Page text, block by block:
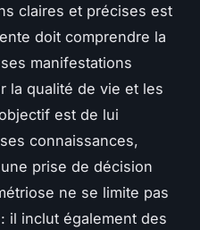
claires et précises est
doit comprendre la
manifestations
la qualité de vie et les
est de lui
connaissances,
prise de décision
ne se limite pas
il inclut également des